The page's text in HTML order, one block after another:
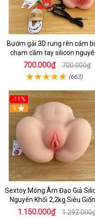
Bướm gải 3D rung rên cảm biến
chạm cầm tay silicon
khối 600g
700.000₫ 700.000₫
(663)
-11%
5
Sextoy Mông Âm Đạo Giả
Nguyên Khối 2,2kg Siêu
Thật Cho Nam Tự Sướng
1.150.000₫